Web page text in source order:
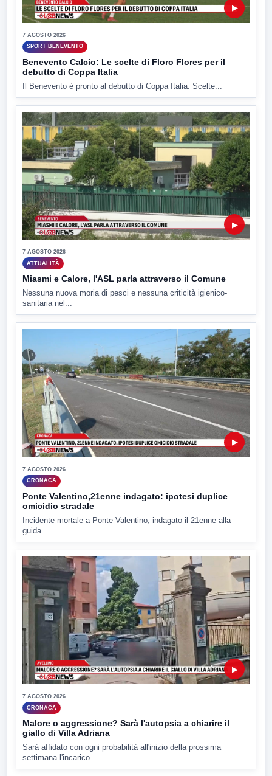
▶
7 AGOSTO 2026
SPORT BENEVENTO
Benevento Calcio: Le scelte di Floro Flores per il
debutto di Coppa Italia
Il Benevento è pronto al debutto di Coppa Italia. Scelte...
▶
7 AGOSTO 2026
ATTUALITÀ
Miasmi e Calore, l'ASL parla attraverso il Comune
Nessuna nuova moria di pesci e nessuna criticità igienico-
sanitaria nel...
▶
7 AGOSTO 2026
CRONACA
Ponte Valentino,21enne indagato: ipotesi duplice
omicidio stradale
Incidente mortale a Ponte Valentino, indagato il 21enne alla
guida...
▶
7 AGOSTO 2026
CRONACA
Malore o aggressione? Sarà l'autopsia a chiarire il
giallo di Villa Adriana
Sarà affidato con ogni probabilità all'inizio della prossima
settimana l'incarico...